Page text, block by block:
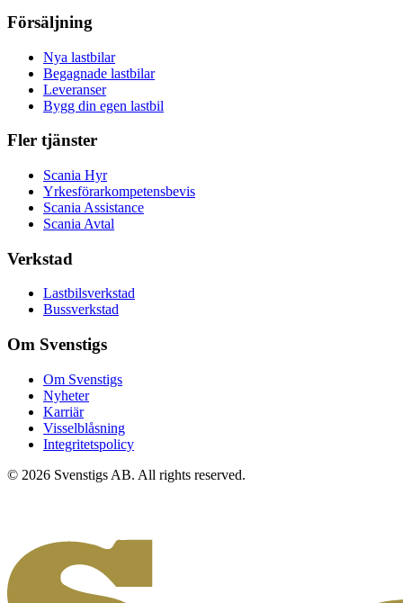
Försäljning
Nya lastbilar
Begagnade lastbilar
Leveranser
Bygg din egen lastbil
Fler tjänster
Scania Hyr
Yrkesförarkompetensbevis
Scania Assistance
Scania Avtal
Verkstad
Lastbilsverkstad
Bussverkstad
Om Svenstigs
Om Svenstigs
Nyheter
Karriär
Visselblåsning
Integritetspolicy
© 2026 Svenstigs AB. All rights reserved.